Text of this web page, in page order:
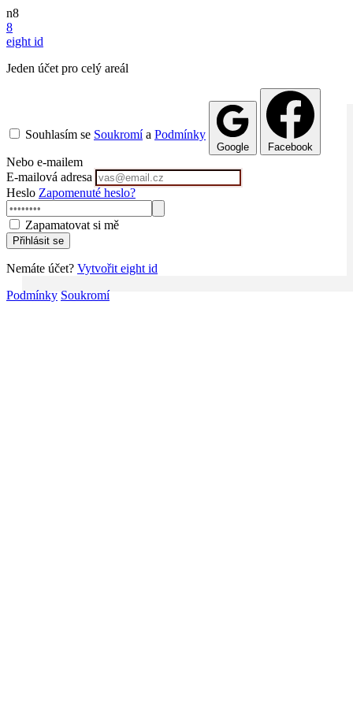
n8
8
eight id
Jeden účet pro celý areál
Souhlasím se Soukromía Podmínky
Google Facebook
Nebo e-mailem
E-mailová adresa
Heslo Zapomenuté heslo?
Zapamatovat si mě
Přihlásit se
Nemáte účet? Vytvořit eight id
Podmínky Soukromí